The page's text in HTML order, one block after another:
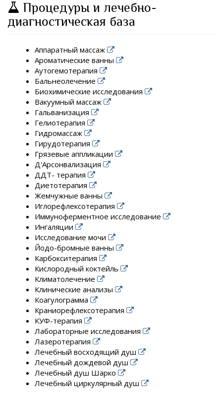
Процедуры и лечебно-
диагностическая база
Аппаратный массаж
Ароматические ванны
Аутогемотерапия
Бальнеолечение
Биохимические исследования
Вакуумный массаж
Гальванизация
Гелиотерапия
Гидромассаж
Гирудотерапия
Грязевые аппликации
Д'Арсонвализация
ДДТ- терапия
Диетотерапия
Жемчужные ванны
Иглорефлексотерапия
Иммуноферментное исследование
Ингаляции
Исследование мочи
Йодо-бромные ванны
Карбокситерапия
Кислородный коктейль
Климатолечение
Клинические анализы
Коагулограмма
Краниорефлексотерапия
КУФ-терапия
Лабораторные исследования
Лазеротерапия
Лечебный восходящий душ
Лечебный дождевой душ
Лечебный душ Шарко
Лечебный циркулярный душ